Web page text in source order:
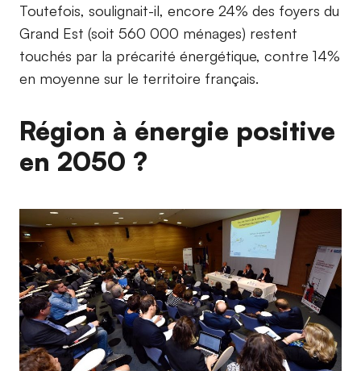
Toutefois, soulignait-il, encore 24% des foyers du
Grand Est (soit 560 000 ménages) restent
touchés par la précarité énergétique, contre 14%
en moyenne sur le territoire français.
Région à énergie positive
en 2050 ?